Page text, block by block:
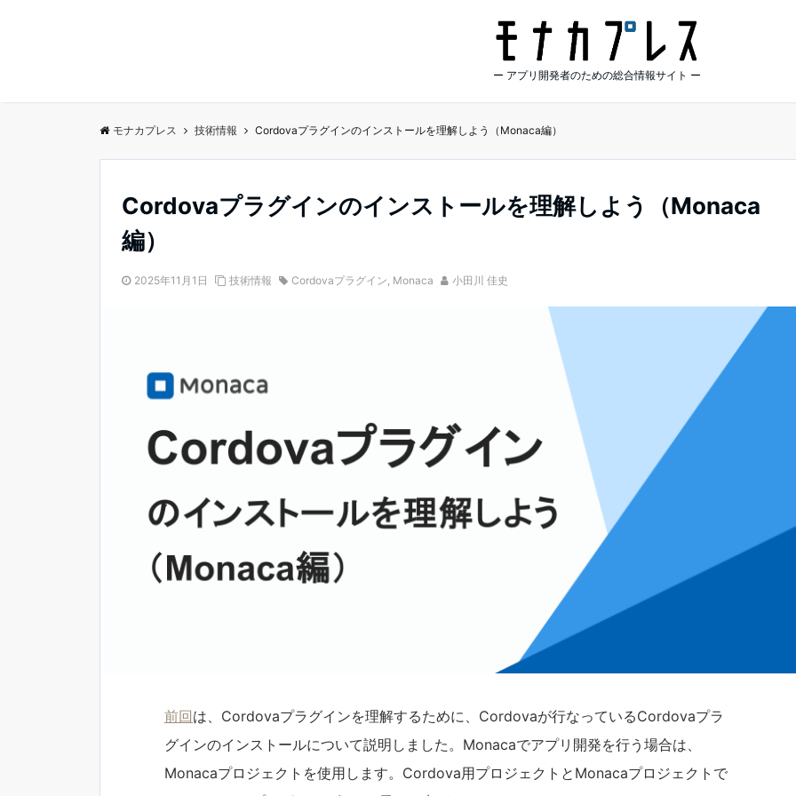
ー アプリ開発者のための総合情報サイト ー
モナカプレス 技術情報 Cordovaプラグインのインストールを理解しよう（Monaca編）
Cordovaプラグインのインストールを理解しよう（Monaca
編）
2025年11月1日 技術情報 Cordovaプラグイン, Monaca 小田川 佳史
前回は、Cordovaプラグインを理解するために、Cordovaが行なっているCordovaプラ
グインのインストールについて説明しました。Monacaでアプリ開発を行う場合は、
Monacaプロジェクトを使用します。Cordova用プロジェクトとMonacaプロジェクトで